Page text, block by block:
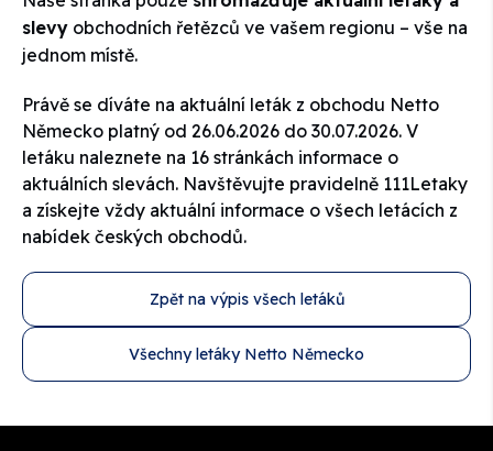
slevy obchodních řetězců ve vašem regionu – vše na
jednom místě.
Právě se díváte na aktuální leták z obchodu Netto
Německo platný od 26.06.2026 do 30.07.2026. V
letáku naleznete na 16 stránkách informace o
aktuálních slevách. Navštěvujte pravidelně 111Letaky
a získejte vždy aktuální informace o všech letácích z
nabídek českých obchodů.
Zpět na výpis všech letáků
Všechny letáky Netto Německo